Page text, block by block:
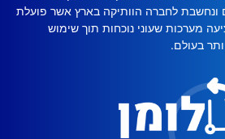
ונחשבת לחברה הוותיקה בארץ אשר פועלת
70 שנה ומציעה מערכות שעוני נוכחות תוך שימוש
בעולם.